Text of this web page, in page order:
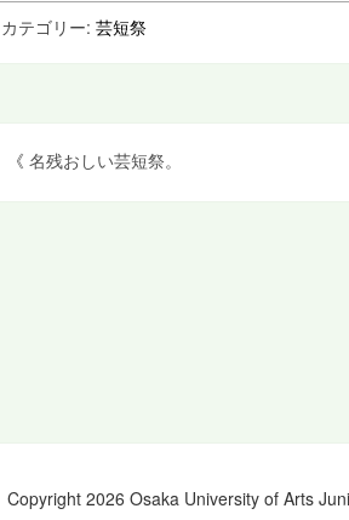
カテゴリー: 芸短祭
《 名残おしい芸短祭。
Copyright 2026 Osaka University of Arts